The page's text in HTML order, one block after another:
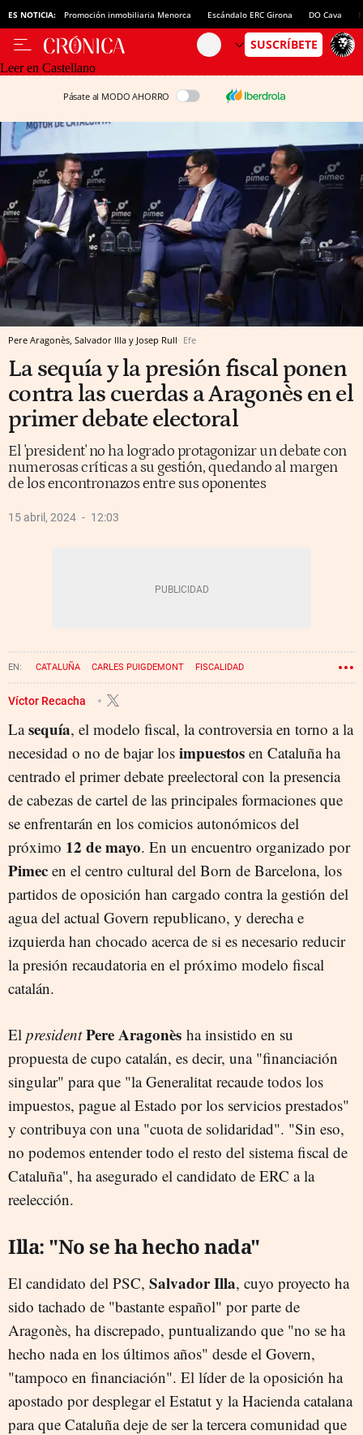
ES NOTICIA: Promoción inmobiliaria Menorca Escándalo ERC Girona DO Cava
Leer en Castellano
Pásate al MODO AHORRO
Pere Aragonès, Salvador Illa y Josep Rull Efe
La sequía y la presión fiscal ponen
contra las cuerdas a Aragonès en el
primer debate electoral
El 'president' no ha logrado protagonizar un debate con
numerosas críticas a su gestión, quedando al margen
de los encontronazos entre sus oponentes
15 abril, 2024 12:03
CATALUÑA CARLES PUIGDEMONT FISCALIDAD
ALEJANDRO FERNÁNDEZ
JÉSSICA ALBIACH ELECCIONES CATALANAS
Víctor Recacha
Lasequía, el modelo fiscal, la controversia en torno a la
necesidad o no de bajar los impuestos en Cataluña ha
centrado el primer debate preelectoral con la presencia
de cabezas de cartel de las principales formaciones que
se enfrentarán en los comicios autonómicos del
próximo 12 de mayo. En un encuentro organizado por
Pimec en el centro cultural del Born de Barcelona, los
partidos de oposición han cargado contra la gestión del
agua del actual Govern republicano, y derecha e
izquierda han chocado acerca de si es necesario reducir
la presión recaudatoria en el próximo modelo fiscal
catalán.
El president Pere Aragonès ha insistido en su
propuesta de cupo catalán, es decir, una "financiación
singular" para que "la Generalitat recaude todos los
impuestos, pague al Estado por los servicios prestados"
y contribuya con una "cuota de solidaridad". "Sin eso,
no podemos entender todo el resto del sistema fiscal de
Cataluña", ha asegurado el candidato de ERC a la
reelección.
Illa: "No se ha hecho nada"
El candidato del PSC, Salvador Illa, cuyo proyecto ha
sido tachado de "bastante español" por parte de
Aragonès, ha discrepado, puntualizando que "no se ha
hecho nada en los últimos años" desde el Govern,
"tampoco en financiación". El líder de la oposición ha
apostado por desplegar el Estatut y la Hacienda catalana
para que Cataluña deje de ser la tercera comunidad que